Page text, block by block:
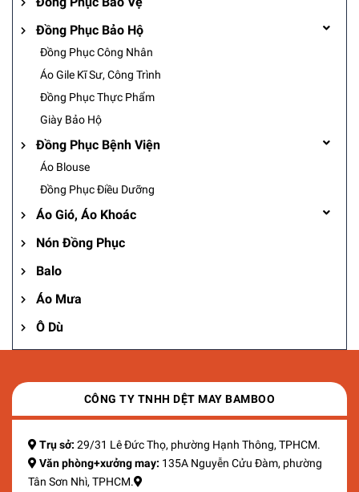
Đồng Phục Bảo Hộ
Đồng Phục Công Nhân
Áo Gile Kĩ Sư, Công Trình
Đồng Phục Thực Phẩm
Giày Bảo Hộ
Đồng Phục Bệnh Viện
Áo Blouse
Đồng Phục Điều Dưỡng
Áo Gió, Áo Khoác
Nón Đồng Phục
Balo
Áo Mưa
Ô Dù
CÔNG TY TNHH DỆT MAY BAMBOO
Trụ sở: 29/31 Lê Đức Thọ, phường Hạnh Thông, TPHCM.
Văn phòng+xưởng may: 135A Nguyễn Cửu Đàm, phường
Tân Sơn Nhì, TPHCM.